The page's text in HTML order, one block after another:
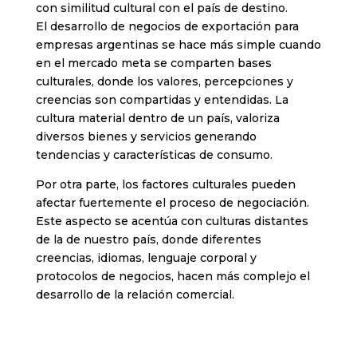
con similitud cultural con el país de destino.
El desarrollo de negocios de exportación para
empresas argentinas se hace más simple cuando
en el mercado meta se comparten bases
culturales, donde los valores, percepciones y
creencias son compartidas y entendidas. La
cultura material dentro de un país, valoriza
diversos bienes y servicios generando
tendencias y características de consumo.
Por otra parte, los factores culturales pueden
afectar fuertemente el proceso de negociación.
Este aspecto se acentúa con culturas distantes
de la de nuestro país, donde diferentes
creencias, idiomas, lenguaje corporal y
protocolos de negocios, hacen más complejo el
desarrollo de la relación comercial.